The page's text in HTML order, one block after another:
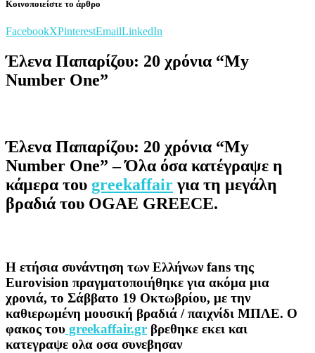
Κοινοποιείστε το άρθρο
FacebookXPinterestEmailLinkedIn
Έλενα Παπαρίζου: 20 χρόνια “My
Number One”
Έλενα Παπαρίζου: 20 χρόνια “My
Number One” – Όλα όσα κατέγραψε η
κάμερα του greekaffairγια τη μεγάλη
βραδιά του OGAE GREECE.
Η ετήσια συνάντηση των Ελλήνων fans της
Eurovision πραγματοποιήθηκε για ακόμα μια
χρονιά, το Σάββατο 19 Οκτωβρίου, με την
καθιερωμένη μουσική βραδιά / παιχνίδι ΜΠΛΕ. Ο
φακος του greekaffair.gr βρεθηκε εκει και
κατεγραψε ολα οσα συνεβησαν